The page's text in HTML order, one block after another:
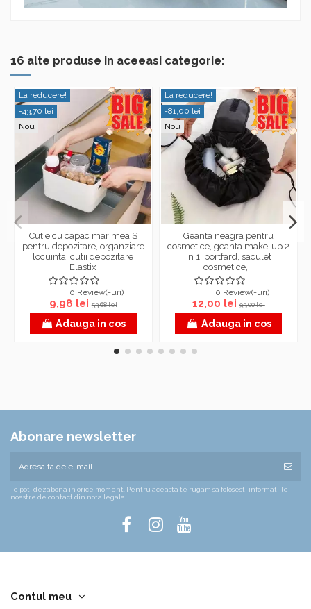
16 alte produse in aceeasi categorie:
La reducere!
-43,70 lei
Nou
Cutie cu capac marimea S
pentru depozitare, organziare
locuinta, cutii depozitare
Elastix
0 Review(-uri)
9,98 lei53,68 lei
Adauga in cos
La reducere!
-81,00 lei
Nou
Geanta neagra pentru
cosmetice, geanta make-up 2
in 1, portfard, saculet
cosmetice,...
0 Review(-uri)
12,00 lei 93,00 lei
Adauga in cos
Abonare newsletter
Te poti dezabona in orice moment. Pentru aceasta te rugam sa folosesti informatiile
noastre de contact din nota legala.
Contul meu